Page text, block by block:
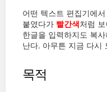
어떤 텍스트 편집기에
붙였다가 빨간색처럼
한글을 입력하지도 복
난다. 아무튼 지금 다시
목적